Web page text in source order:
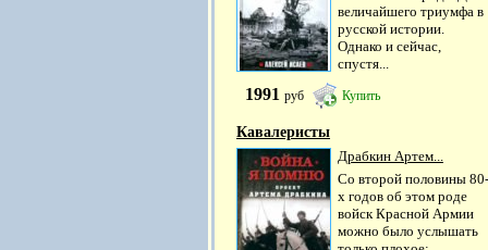
величайшего триумфа в
русской истории.
Однако и сейчас,
спустя...
1991 руб Купить
Кавалеристы
Драбкин Артем...
Со второй половины 80-
х годов об этом роде
войск Красной Армии
можно было услышать